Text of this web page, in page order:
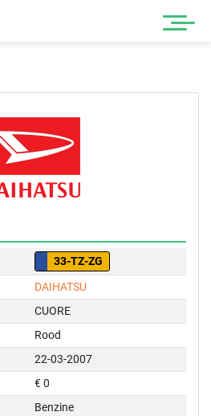
33-TZ-ZG
DAIHATSU
CUORE
Rood
22-03-2007
€ 0
Benzine